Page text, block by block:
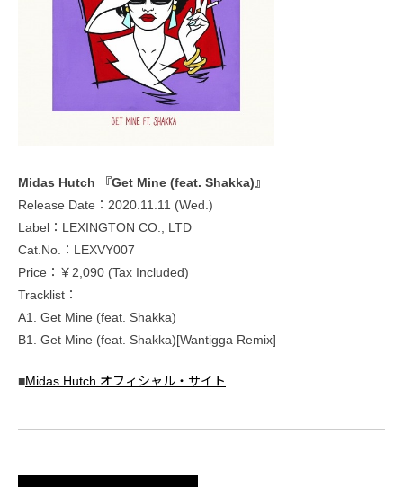
Midas Hutch 『Get Mine (feat. Shakka)』
Release Date：2020.11.11 (Wed.)
Label：LEXINGTON CO., LTD
Cat.No.：LEXVY007
Price：￥2,090 (Tax Included)
Tracklist：
A1. Get Mine (feat. Shakka)
B1. Get Mine (feat. Shakka)[Wantigga Remix]
■Midas Hutch オフィシャル・サイト